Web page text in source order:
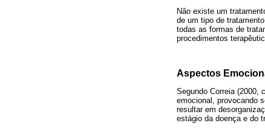
Não existe um
de um tipo de
todas as formas de
procedimentos
Aspectos
Segundo Correia (2000,
emocional, provocando
resultar em
estágio da doença e do